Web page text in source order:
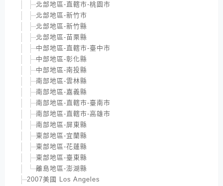
北部地區-直轄市-桃園市
北部地區-新竹市
北部地區-新竹縣
北部地區-苗栗縣
中部地區-直轄市-臺中市
中部地區-彰化縣
中部地區-南投縣
南部地區-雲林縣
南部地區-嘉義縣
南部地區-直轄市-臺南市
南部地區-直轄市-高雄市
南部地區-屏東縣
東部地區-宜蘭縣
東部地區-花蓮縣
東部地區-臺東縣
離島地區-澎湖縣
2007美國 Los Angeles